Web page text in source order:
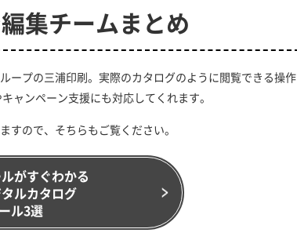
集チームまとめ
ープの三浦印刷。実際のカタログのように閲覧できる操作
ャンペーン支援にも対応してくれます。
すので、そちらもご覧ください。
がすぐわかる
ルカタログ
ル3選